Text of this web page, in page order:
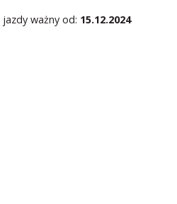
jazdy ważny od: 15.12.2024